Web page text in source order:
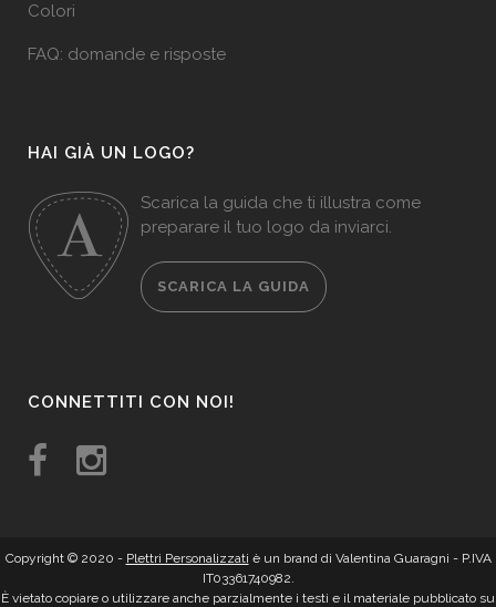
Colori
FAQ: domande e risposte
HAI GIÀ UN LOGO?
Scarica la guida che ti illustra come
preparare il tuo logo da inviarci.
SCARICA LA GUIDA
CONNETTITI CON NOI!
Copyright © 2020 - Plettri Personalizzati è un brand di Valentina Guaragni - P.IVA
IT03361740982.
È vietato copiare o utilizzare anche parzialmente i testi e il materiale pubblicato su